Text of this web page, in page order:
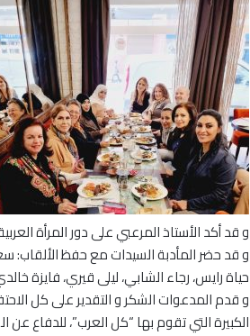
و قد أكد الأستاذ المرعبي على دور المرأة
و قد حضر المأدبة السيدات مع حفظ الألقاب:
حياة رايس، رجاء الشابي، ليلى قيري، فايزة
و قدم المدعوات الشكر و التقدير على كل
الكبيرة التي تقوم بها “كل العرب”، للدفاع عن